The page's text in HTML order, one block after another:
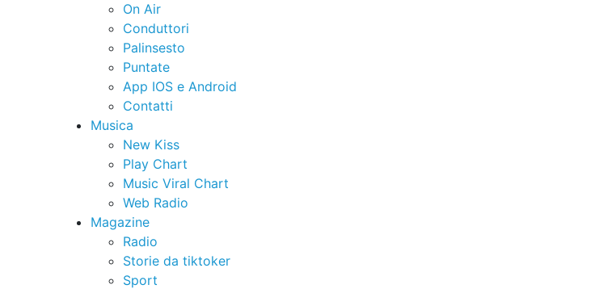
On Air
Conduttori
Palinsesto
Puntate
App IOS e Android
Contatti
Musica
New Kiss
Play Chart
Music Viral Chart
Web Radio
Magazine
Radio
Storie da tiktoker
Sport